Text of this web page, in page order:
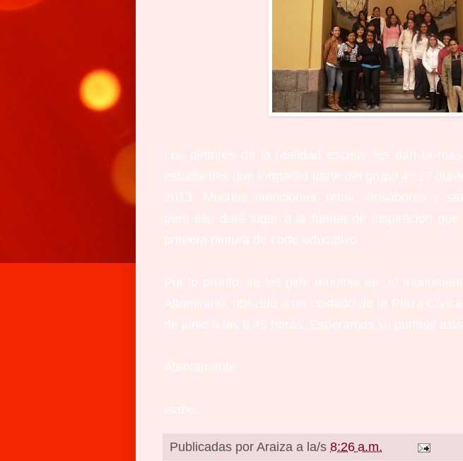
Publicadas por Araiza a la/s 8:26 a.m.